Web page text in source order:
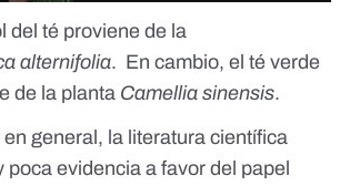
del té proviene de la
alternifolia. En cambio, el té verde
de la planta Camellia sinensis.
general, la literatura científica
poca evidencia a favor del papel